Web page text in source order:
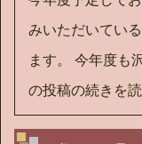
みいただいてい
ます。 今年度も
の投稿の続きを